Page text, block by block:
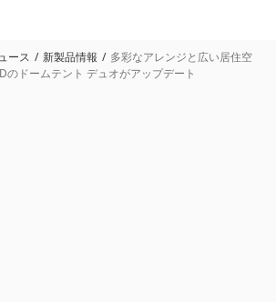
ース 新製品情報
多彩なアレンジと広い居住空
のドームテント デュオがアップデート